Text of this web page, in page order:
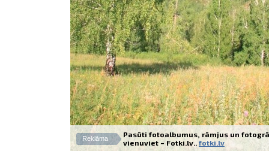
Reklāma
Pasūti fotoalbumus, rāmjus un
vienuviet – Fotki.lv.. fotki.lv